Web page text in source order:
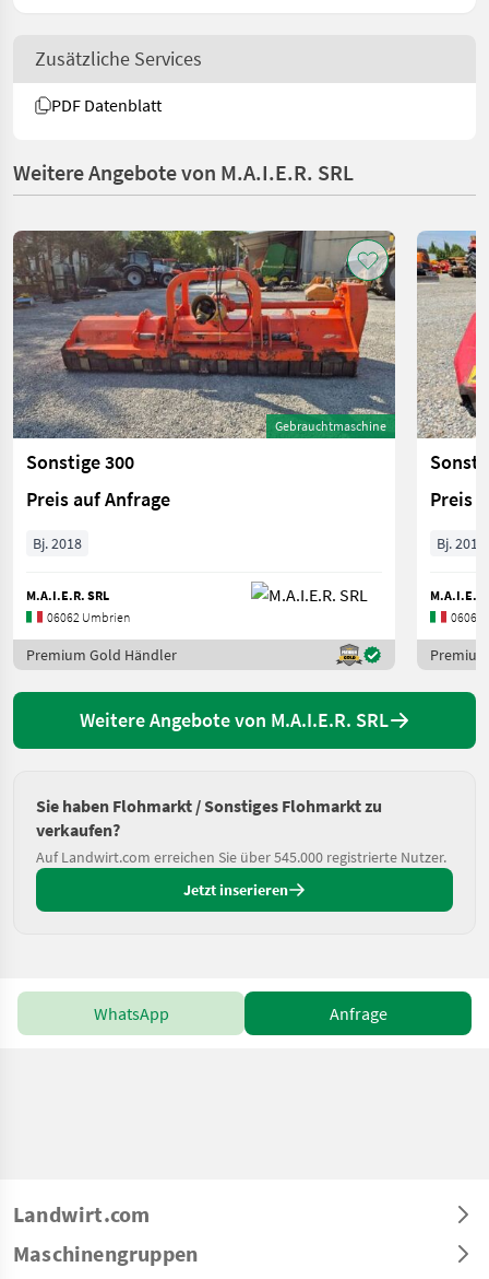
Zusätzliche Services
PDF Datenblatt
Weitere Angebote von M.A.I.E.R. SRL
Gebrauchtmaschine
Sonstige 300
Preis auf Anfrage
Bj. 2018
M.A.I.E.R. SRL
06062 Umbrien
Premium Gold Händler
Preis
Bj. 2015
M.A.I.E.R.
06062
Weitere Angebote von M.A.I.E.R. SRL
Sie haben Flohmarkt / Sonstiges Flohmarkt zu
verkaufen?
Auf Landwirt.com erreichen Sie über 545.000 registrierte Nutzer.
Jetzt inserieren
WhatsApp Anfrage
Landwirt.com
Maschinengruppen